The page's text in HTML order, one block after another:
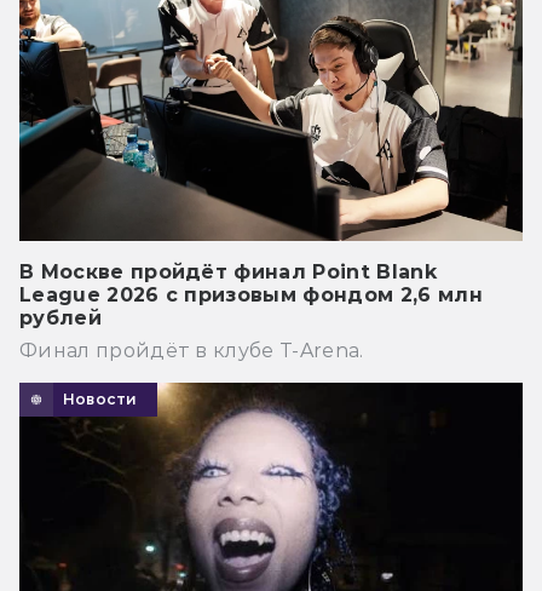
В Москве пройдёт финал Point Blank
League 2026 с призовым фондом 2,6 млн
рублей
Финал пройдёт в клубе T-Arena.
Новости